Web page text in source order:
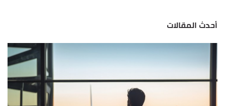
أحدث المقالات